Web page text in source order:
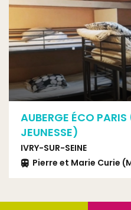
AUBERGE ÉCO PARIS
JEUNESSE)
IVRY-SUR-SEINE
Pierre et Marie Curie